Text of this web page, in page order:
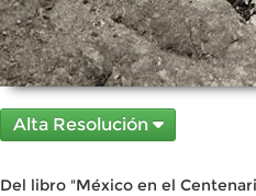
Alta Resolución
Del libro "México en el